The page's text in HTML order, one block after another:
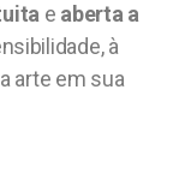
e aberta a
à
arte em sua